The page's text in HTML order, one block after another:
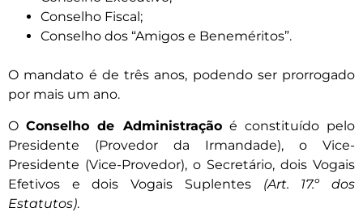
Conselho Fiscal;
Conselho dos “Amigos e Beneméritos”.
O mandato é de três anos, podendo ser prorrogado
por mais um ano.
OConselho de Administraçãoé constituído pelo
Presidente (Provedor da Irmandade), o Vice-
Presidente (Vice-Provedor), o Secretário, dois Vogais
Efetivos e dois Vogais Suplentes (Art. 17.º dos
Estatutos).